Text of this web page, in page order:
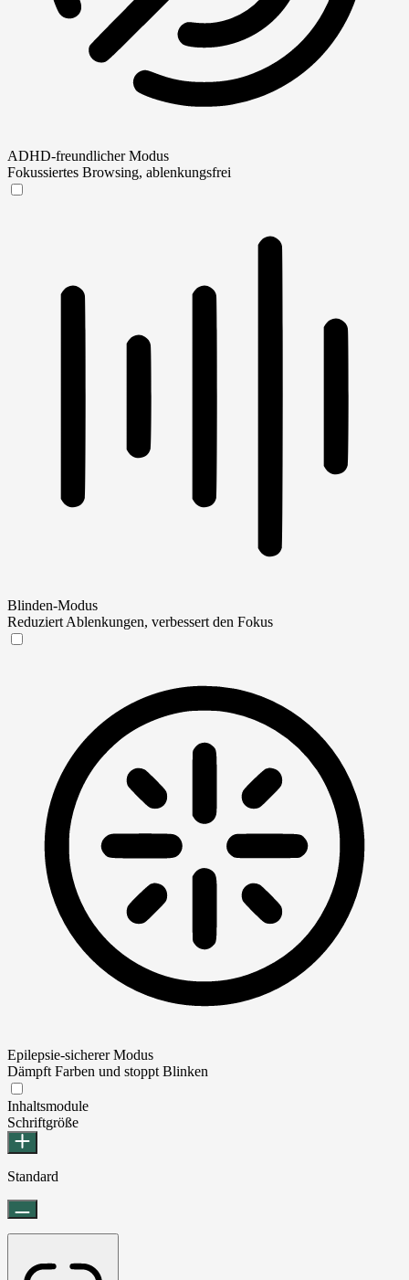
ADHD-freundlicher Modus
Fokussiertes Browsing, ablenkungsfrei
Blinden-Modus
Reduziert Ablenkungen, verbessert den Fokus
Epilepsie-sicherer Modus
Dämpft Farben und stoppt Blinken
Inhaltsmodule
Schriftgröße
Standard